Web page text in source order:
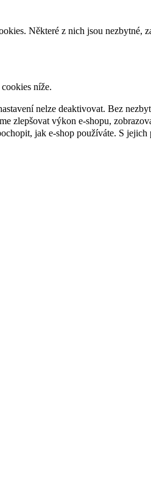
Některé z nich jsou
níže.
nelze deaktivovat. Bez
zlepšovat výkon e-shopu,
jak e-shop používáte. S jejich